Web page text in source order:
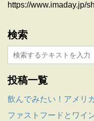
https://www.imaday.jp/
検索
投稿一覧
飲んでみたい！アメリ
ファストフードとワイ